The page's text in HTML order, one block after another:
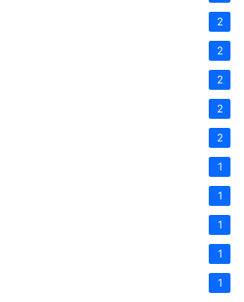
2
2
2
2
2
1
1
1
1
1